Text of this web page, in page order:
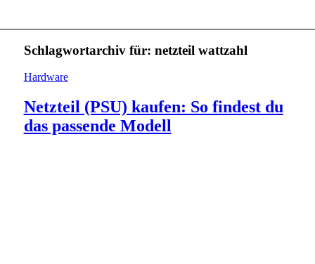
Schlagwortarchiv für: netzteil wattzahl
Hardware
Netzteil (PSU) kaufen: So findest du
das passende Modell